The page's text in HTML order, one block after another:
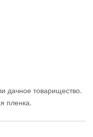
дачное товарищество.
пленка.